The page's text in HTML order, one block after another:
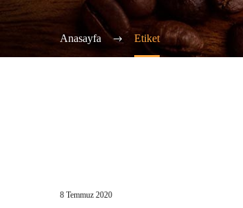
Anasayfa Etiket
8 Temmuz 2020